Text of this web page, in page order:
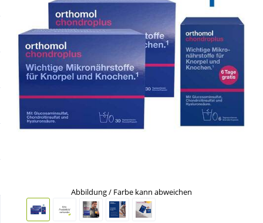
Neuheiten
Sale
Diabetes
Körperpflege & Kosmetik
Natur & Homöopathie
Abbildung / Farbe kann abweichen